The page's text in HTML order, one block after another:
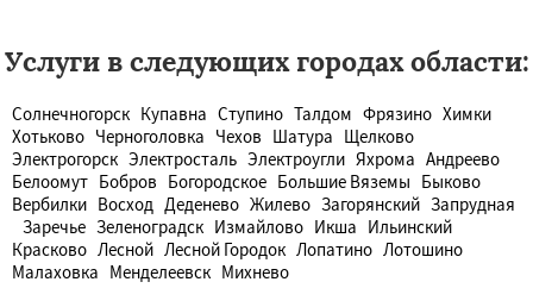
Услуги в следующих городах области:
Солнечногорск Купавна Ступино Талдом Фрязино Химки
Хотьково Черноголовка Чехов Шатура Щелково
Электрогорск Электросталь Электроугли Яхрома Андреево
Белоомут Бобров Богородское Большие Вяземы Быково
Вербилки Восход Деденево Жилево Загорянский Запрудная
Заречье Зеленоградск Измайлово Икша Ильинский
Красково Лесной Лесной Городок Лопатино Лотошино
Малаховка Менделеевск Михнево